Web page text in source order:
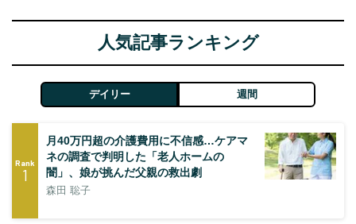
人気記事ランキング
デイリー 週間
Rank
1
月40万円超の介護費用に不信感…ケアマ
ネの調査で判明した「老人ホームの
闇」、娘が挑んだ父親の救出劇
森田 聡子